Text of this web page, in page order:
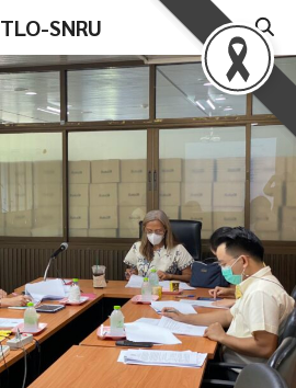
TLO-SNRU